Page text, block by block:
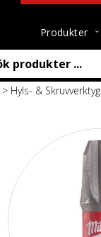
Produkter
/ Hyls- & Skruvverktyg